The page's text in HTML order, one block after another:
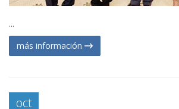
...
más información
oct